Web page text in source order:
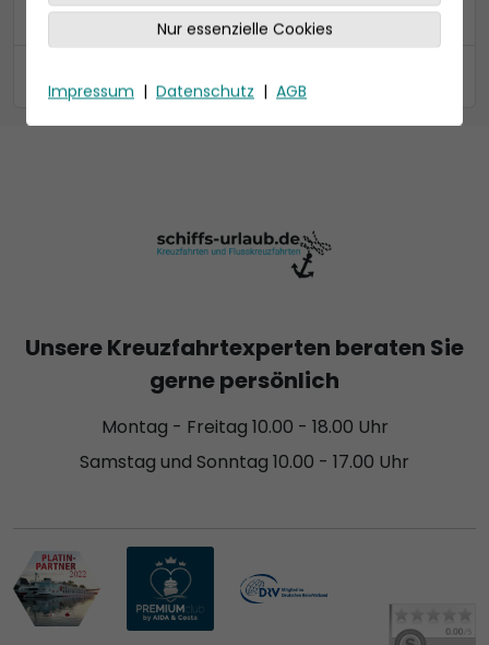
Zusammenfassung
Nur essenzielle Cookies
Impressum | Datenschutz | AGB
Unsere Kreuzfahrtexperten beraten Sie
gerne persönlich
Montag - Freitag 10.00 - 18.00 Uhr
Samstag und Sonntag 10.00 - 17.00 Uhr